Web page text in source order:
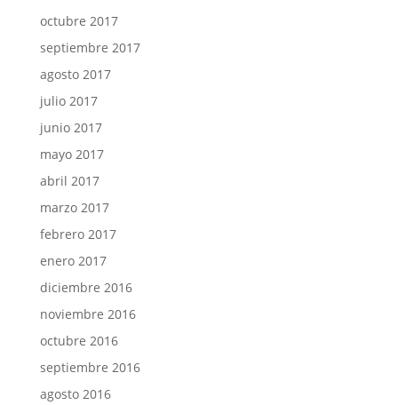
octubre 2017
septiembre 2017
agosto 2017
julio 2017
junio 2017
mayo 2017
abril 2017
marzo 2017
febrero 2017
enero 2017
diciembre 2016
noviembre 2016
octubre 2016
septiembre 2016
agosto 2016